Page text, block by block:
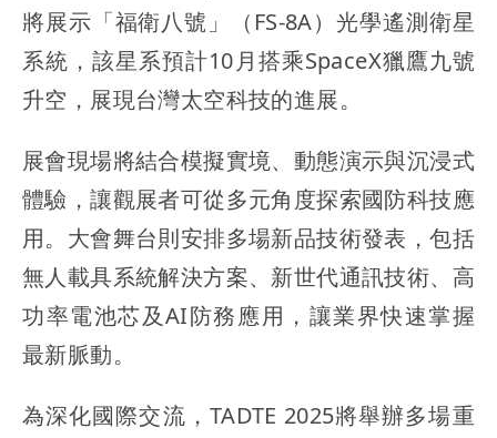
將展示「福衛八號」（FS-8A）光學遙測衛星
系統，該星系預計10月搭乘SpaceX獵鷹九號
升空，展現台灣太空科技的進展。
展會現場將結合模擬實境、動態演示與沉浸式
體驗，讓觀展者可從多元角度探索國防科技應
用。大會舞台則安排多場新品技術發表，包括
無人載具系統解決方案、新世代通訊技術、高
功率電池芯及AI防務應用，讓業界快速掌握
最新脈動。
為深化國際交流，TADTE 2025將舉辦多場重